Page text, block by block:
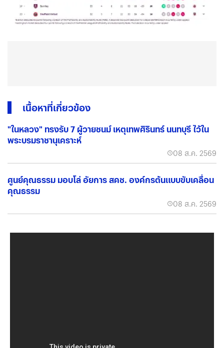
เนื้อหาที่เกี่ยวข้อง
"ในหลวง" ทรงรับ 7 ผู้วายชนม์ เหตุเทพศิรินทร์ นนทบุรี ไว้ใน
พระบรมราชานุเคราะห์
08 ส.ค. 2569
ศูนย์คุณธรรม มอบโล่ อัยการ สคช. องค์กรต้นแบบขับเคลื่อน
คุณธรรม
08 ส.ค. 2569